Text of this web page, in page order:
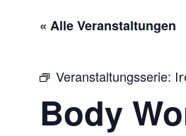
« Alle Veranstaltungen
Veranstaltungsserie:
Body